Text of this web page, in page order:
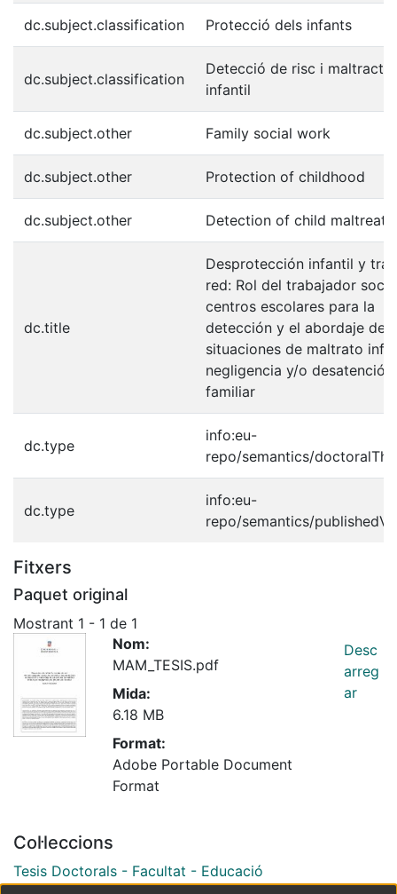
dc.subject.classification Protecció dels infants
dc.subject.classification
Detecció de risc i
infantil
dc.subject.other Family social work
dc.subject.other Protection of childhood
dc.subject.other Detection of child
dc.title
Desprotección infantil y
red: Rol del trabajador
centros escolares para la
detección y el abordaje de
situaciones de maltrato
negligencia y/o desatención
familiar
dc.type
info:eu-
repo/semantics/
dc.type
info:eu-
repo/semantics/
Fitxers
Paquet original
Mostrant 1 - 1 de 1
Nom:
MAM_TESIS.pdf
Mida:
6.18 MB
Format:
Adobe Portable Document
Format
Desc
arreg
ar
Col·leccions
Tesis Doctorals - Facultat - Educació